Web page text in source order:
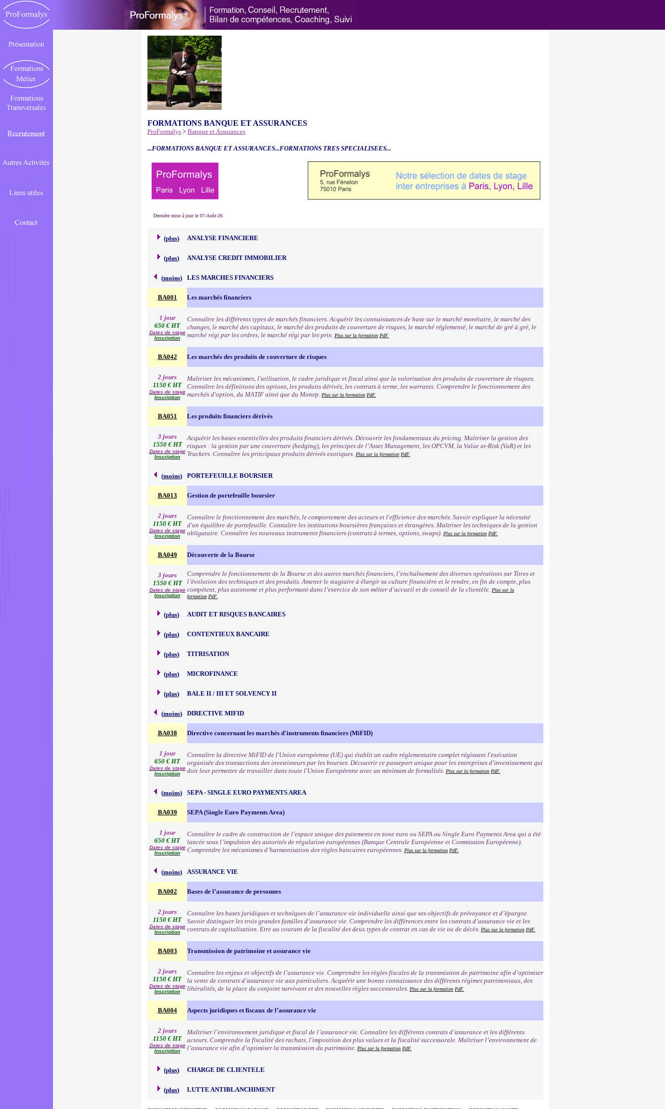
FORMATIONS BANQUE ET ASSURANCES
ProFormalys > Banque et Assurances
...FORMATIONS BANQUE ET ASSURANCES...FORMATIONS TRES SPECIALISEES...
Dernière mise à jour le 07-Août-26
(plus) ANALYSE FINANCIERE
(plus) ANALYSE CREDIT IMMOBILIER
(moins) LES MARCHES FINANCIERS
BA001 Les marchés financiers
1 jour
650 € HT
Dates de stage
Inscription
Connaître les différents types de marchés financiers. Acquérir les connaissances de base sur le marché monétaire, le marché des
changes, le marché des capitaux, le marché des produits de couverture de risques, le marché réglementé, le marché de gré à gré, le
marché régi par les ordres, le marché régi par les prix. Plus sur la formation PdF.
BA042 Les marchés des produits de couverture de risques
2 jours
1150 € HT
Dates de stage
Inscription
Maîtriser les mécanismes, l'utilisation, le cadre juridique et fiscal ainsi que la valorisation des produits de couverture de risques.
Connaître les définitions des options, les produits dérivés, les contrats à terme, les warrants. Comprendre le fonctionnement des
marchés d'option, du MATIF ainsi que du Monep. Plus sur la formation PdF.
BA051 Les produits financiers dérivés
3 jours
1550 € HT
Dates de stage
Inscription
Acquérir les bases essentielles des produits financiers dérivés. Découvrir les fondamentaux du pricing. Maîtriser la gestion des
risques : la gestion par une couverture (hedging), les principes de l’Asset Management, les OPCVM, la Value at-Risk (VaR) et les
Trackers. Connaître les principaux produits dérivés exotiques. Plus sur la formation PdF.
(moins) PORTEFEUILLE BOURSIER
BA013 Gestion de portefeuille boursier
2 jours
1150 € HT
Dates de stage
Inscription
Connaître le fonctionnement des marchés, le comportement des acteurs et l'efficience des marchés. Savoir expliquer la nécessité
d'un équilibre de portefeuille. Connaître les institutions boursières françaises et étrangères. Maîtriser les techniques de la gestion
obligataire. Connaître les nouveaux instruments financiers (contrats à termes, options, swaps). Plus sur la formation PdF.
BA049 Découverte de la Bourse
3 jours
1550 € HT
Dates de stage
Inscription
Comprendre le fonctionnement de la Bourse et des autres marchés financiers, l’enchaînement des diverses opérations sur Titres et
l’évolution des techniques et des produits. Amener le stagiaire à élargir sa culture financière et le rendre, en fin de compte, plus
compétent, plus autonome et plus performant dans l’exercice de son métier d’accueil et de conseil de la clientèle. Plus sur la
formation PdF.
(plus) AUDIT ET RISQUES BANCAIRES
(plus) CONTENTIEUX BANCAIRE
(plus) TITRISATION
(plus) MICROFINANCE
(plus) BALE II / III ET SOLVENCY II
(moins) DIRECTIVE MIFID
BA038 Directive concernant les marchés d'instruments financiers (MiFID)
1 jour
650 € HT
Dates de stage
Inscription
Connaître la directive MiFID de l'Union européenne (UE) qui établit un cadre réglementaire complet régissant l'exécution
organisée des transactions des investisseurs par les bourses. Découvrir ce passeport unique pour les entreprises d'investissement qui
doit leur permettre de travailler dans toute l'Union Européenne avec un minimum de formalités. Plus sur la formation PdF.
(moins) SEPA - SINGLE EURO PAYMENTS AREA
BA039 SEPA (Single Euro Payments Area)
1 jour
650 € HT
Dates de stage
Inscription
Connaître le cadre de construction de l’espace unique des paiements en zone euro ou SEPA ou Single Euro Payments Area qui a été
lancée sous l’impulsion des autorités de régulation européennes (Banque Centrale Européenne et Commission Européenne).
Comprendre les mécanismes d’harmonisation des règles bancaires européennes. Plus sur la formation PdF.
(moins) ASSURANCE VIE
BA002 Bases de l’assurance de personnes
2 jours
1150 € HT
Dates de stage
Inscription
Connaître les bases juridiques et techniques de l’assurance vie individuelle ainsi que ses objectifs de prévoyance et d’épargne.
Savoir distinguer les trois grandes familles d’assurance vie. Comprendre les différences entre les contrats d’assurance vie et les
contrats de capitalisation. Etre au courant de la fiscalité des deux types de contrat en cas de vie ou de décès. Plus sur la formation PdF.
BA003 Transmission de patrimoine et assurance vie
2 jours
1150 € HT
Dates de stage
Inscription
Connaître les enjeux et objectifs de l’assurance vie. Comprendre les règles fiscales de la transmission de patrimoine afin d’optimiser
la vente de contrats d’assurance vie aux particuliers. Acquérir une bonne connaissance des différents régimes patrimoniaux, des
libéralités, de la place du conjoint survivant et des nouvelles règles successorales. Plus sur la formation PdF.
BA004 Aspects juridiques et fiscaux de l’assurance vie
2 jours
1150 € HT
Dates de stage
Inscription
Maîtriser l’environnement juridique et fiscal de l’assurance vie. Connaître les différents contrats d’assurance et les différents
acteurs. Comprendre la fiscalité des rachats, l'imposition des plus values et la fiscalité successorale. Maîtriser l’environnement de
l’assurance vie afin d’optimiser la transmission du patrimoine. Plus sur la formation PdF.
(plus) CHARGE DE CLIENTELE
(plus) LUTTE ANTIBLANCHIMENT